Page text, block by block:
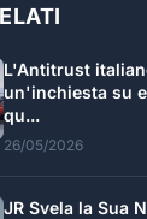
L'Antitrust
un'inchiesta su
qu...
26/05/2026
JR Svela la Sua